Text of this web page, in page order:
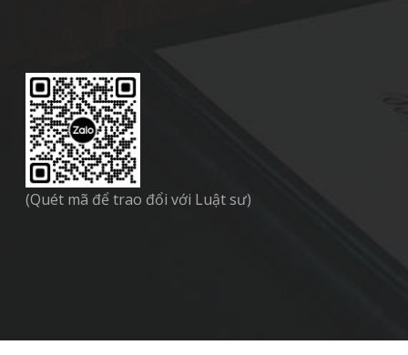
(Quét mã để trao đổi với Luật sư)